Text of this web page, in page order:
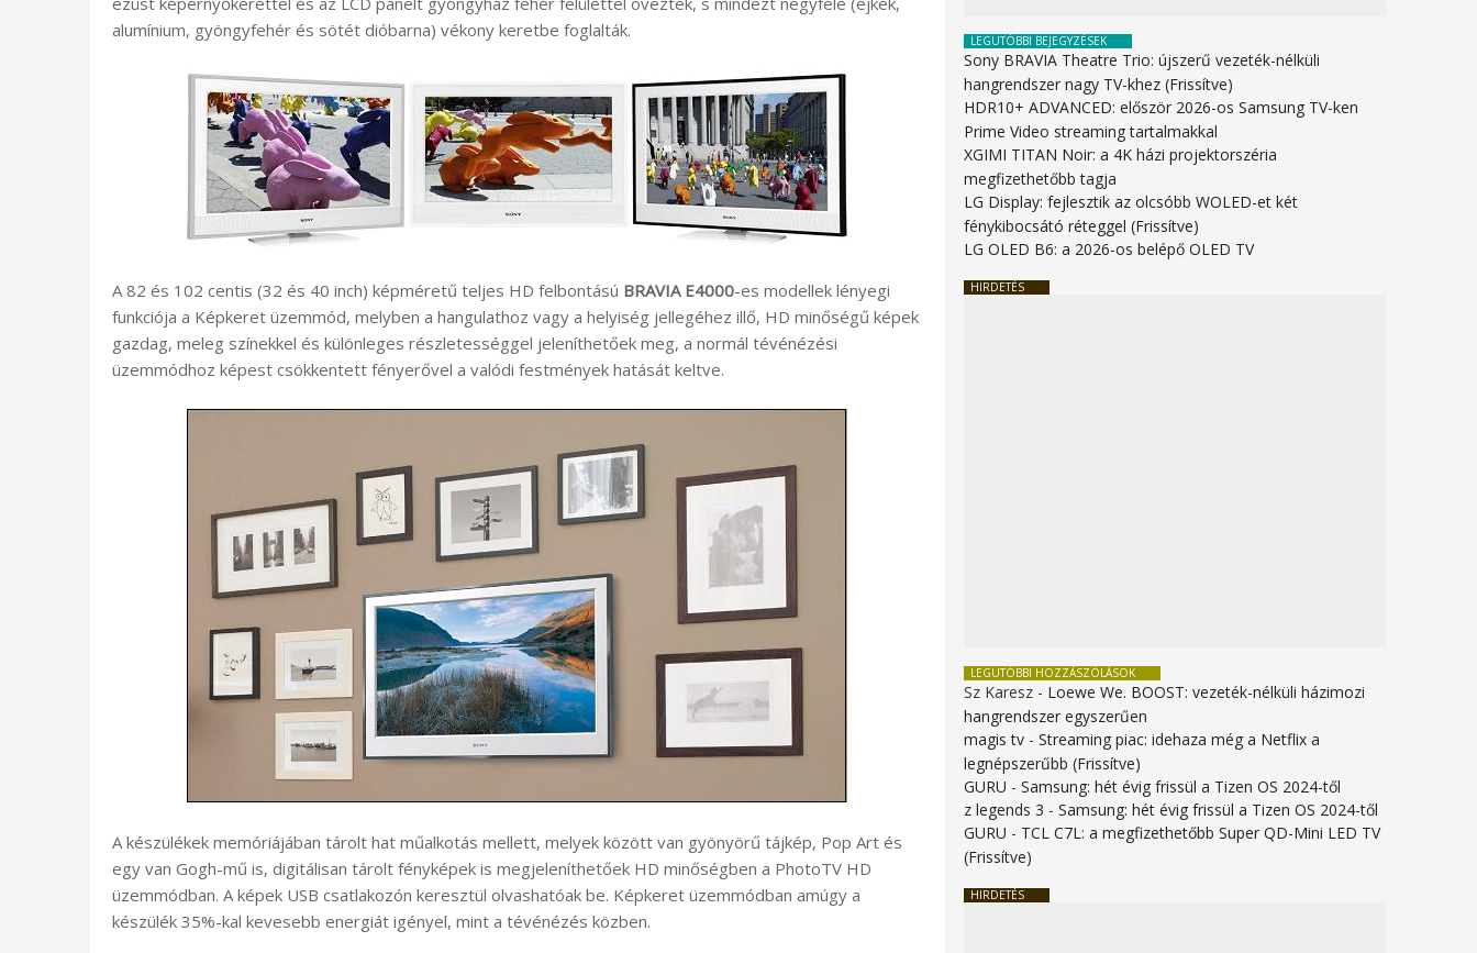
alumínium, gyöngyfehér és sötét dióbarna) vékony keretbe foglalták.
A 82 és 102 centis (32 és 40 inch) képméretű teljes HD felbontású BRAVIA E4000-es modellek lényegi
funkciója a Képkeret üzemmód, melyben a hangulathoz vagy a helyiség jellegéhez illő, HD minőségű képek
gazdag, meleg színekkel és különleges részletességgel jeleníthetőek meg, a normál tévénézési
üzemmódhoz képest csökkentett fényerővel a valódi festmények hatását keltve.
A készülékek memóriájában tárolt hat műalkotás mellett, melyek között van gyönyörű tájkép, Pop Art és
egy van Gogh-mű is, digitálisan tárolt fényképek is megjeleníthetőek HD minőségben a PhotoTV HD
üzemmódban. A képek USB csatlakozón keresztül olvashatóak be. Képkeret üzemmódban amúgy a
készülék 35%-kal kevesebb energiát igényel, mint a tévénézés közben.
LEGUTÓBBI BEJEGYZÉSEK
Sony BRAVIA Theatre Trio: újszerű vezeték-nélküli
hangrendszer nagy TV-khez (Frissítve)
HDR10+ ADVANCED: először 2026-os Samsung TV-ken
Prime Video streaming tartalmakkal
XGIMI TITAN Noir: a 4K házi projektorszéria
megfizethetőbb tagja
LG Display: fejlesztik az olcsóbb WOLED-et két
fénykibocsátó réteggel (Frissítve)
LG OLED B6: a 2026-os belépő OLED TV
HIRDETÉS
LEGUTÓBBI HOZZÁSZÓLÁSOK
Sz Karesz - Loewe We. BOOST: vezeték-nélküli házimozi
hangrendszer egyszerűen
magis tv -Streaming piac: idehaza még a Netflix a
legnépszerűbb (Frissítve)
GURU -Samsung: hét évig frissül a Tizen OS 2024-től
z legends 3 -Samsung: hét évig frissül a Tizen OS 2024-től
GURU - TCL C7L: a megfizethetőbb Super QD-Mini LED TV
(Frissítve)
HIRDETÉS